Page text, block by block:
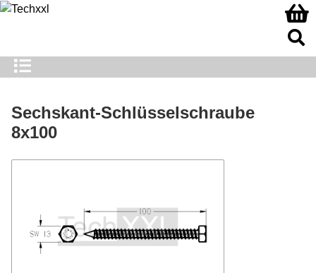
Sechskant-Schlüsselschraube
8x100